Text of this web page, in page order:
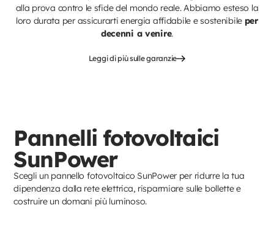
alla prova contro le sfide del mondo reale. Abbiamo esteso la
loro durata per assicurarti energia affidabile e sostenibile per
decenni a venire.
Leggi di più sulle garanzie
Pannelli fotovoltaici
SunPower
Scegli un pannello fotovoltaico SunPower per ridurre la tua
dipendenza dalla rete elettrica, risparmiare sulle bollette e
costruire un domani più luminoso.